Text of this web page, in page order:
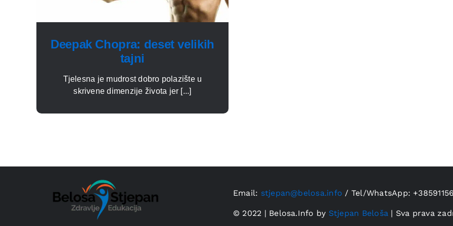
Deepak Chopra: deset velikih
tajni
Tjelesna je mudrost dobro polazište u
skrivene dimenzije života jer [...]
Email: stjepan@belosa.info / Tel/WhatsApp:
© 2022 | Belosa.Info by Stjepan Beloša | Sva prava